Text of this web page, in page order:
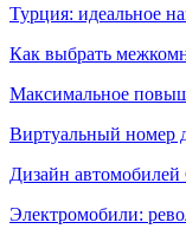
Турция: идеальное
Как выбрать
Максимальное
Виртуальный номер
Дизайн автомобилей
Электромобили: